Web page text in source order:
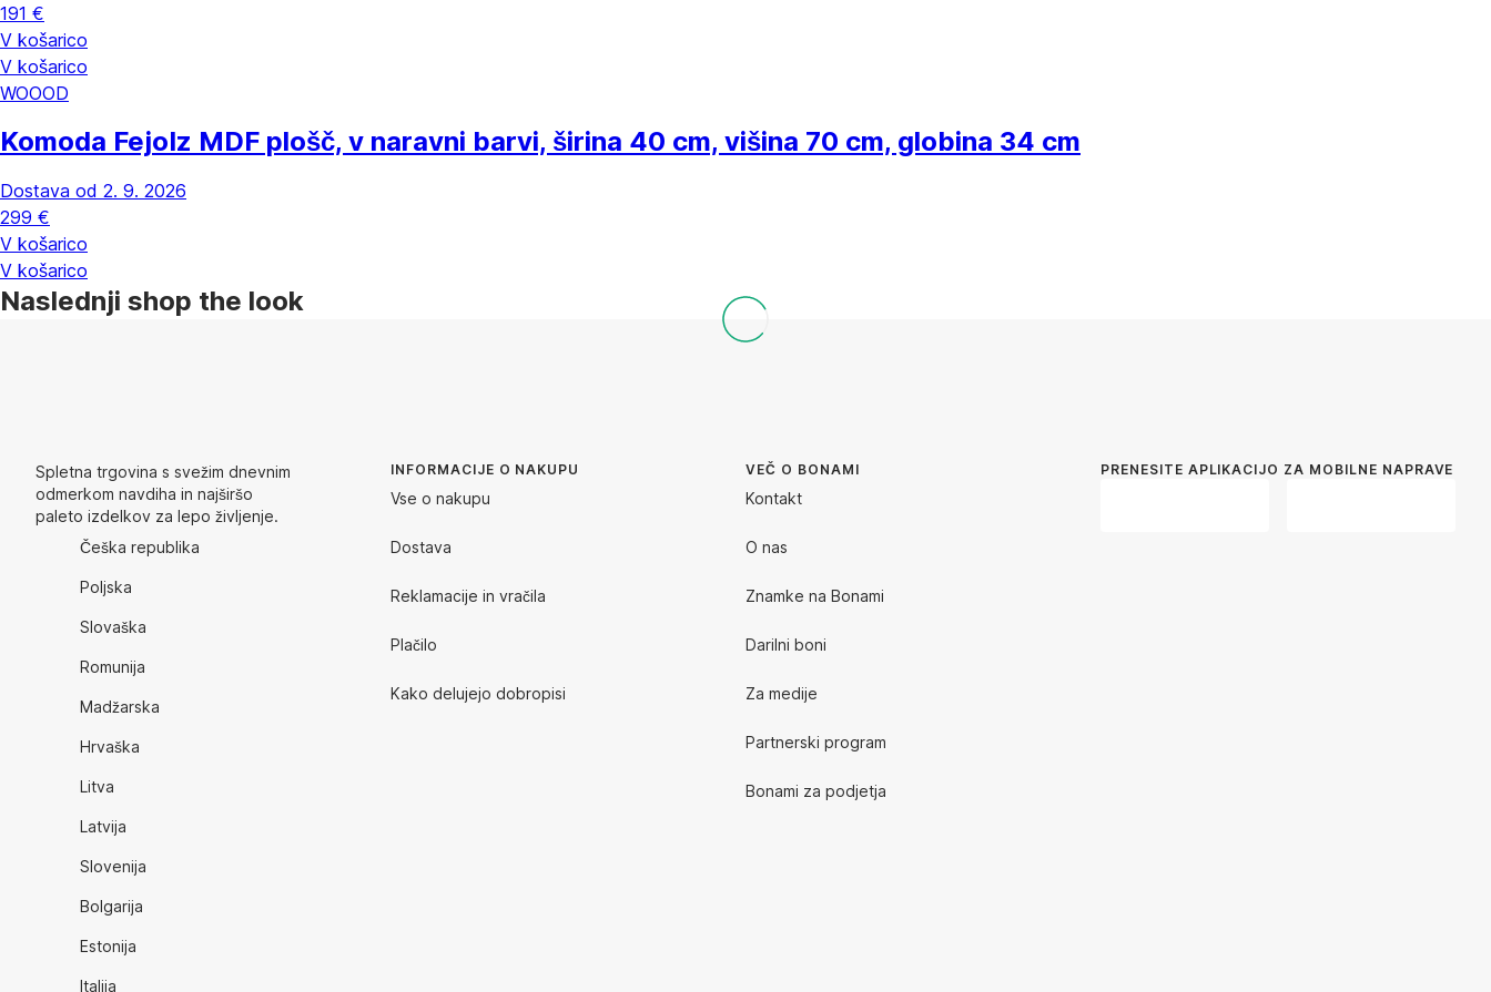
191 €
V košarico
V košarico
WOOOD
Komoda FejoIz MDF plošč, v naravni barvi, širina 40 cm, višina 70 cm, globina 34 cm
Dostava od 2. 9. 2026
299 €
V košarico
V košarico
Naslednji shop the look
Spletna trgovina s svežim dnevnim
odmerkom navdiha in najširšo
paleto izdelkov za lepo življenje.
Češka republika
Poljska
Slovaška
Romunija
Madžarska
Hrvaška
Litva
Latvija
Slovenija
Bolgarija
Estonija
Italija
INFORMACIJE O NAKUPU
Vse o nakupu
Dostava
Reklamacije in vračila
Plačilo
Kako delujejo dobropisi
VEČ O BONAMI
Kontakt
O nas
Znamke na Bonami
Darilni boni
Za medije
Partnerski program
Bonami za podjetja
PRENESITE APLIKACIJO ZA MOBILNE NAPRAVE